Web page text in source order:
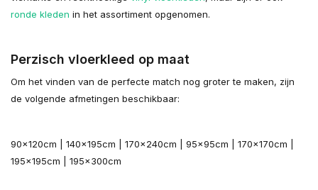
ronde kleden in het assortiment opgenomen.
Perzisch vloerkleed op maat
Om het vinden van de perfecte match nog groter te maken, zijn
de volgende afmetingen beschikbaar:
90x120cm | 140x195cm | 170x240cm | 95x95cm | 170x170cm |
195x195cm | 195x300cm